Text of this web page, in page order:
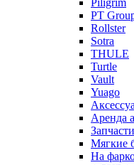
Piligrim
PT
Rollster
Sotra
THULE
Turtle
Vault
Yuago
Аренда
Мягкие
На